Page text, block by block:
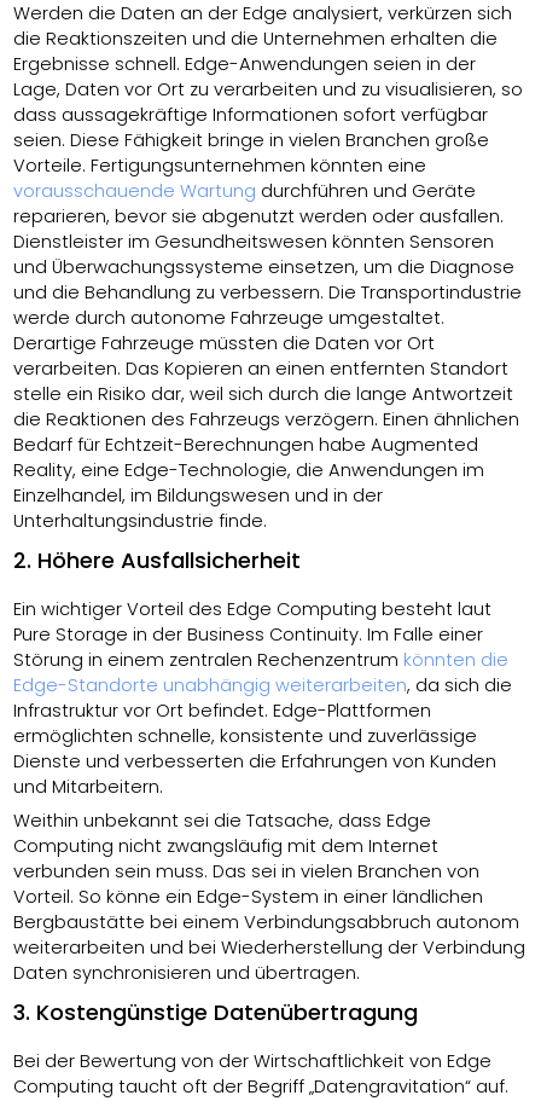
Werden die Daten an der Edge analysiert, verkürzen sich
die Reaktionszeiten und die Unternehmen erhalten die
Ergebnisse schnell. Edge-Anwendungen seien in der
Lage, Daten vor Ort zu verarbeiten und zu visualisieren, so
dass aussagekräftige Informationen sofort verfügbar
seien. Diese Fähigkeit bringe in vielen Branchen große
Vorteile. Fertigungsunternehmen könnten eine
vorausschauende Wartung durchführen und Geräte
reparieren, bevor sie abgenutzt werden oder ausfallen.
Dienstleister im Gesundheitswesen könnten Sensoren
und Überwachungssysteme einsetzen, um die Diagnose
und die Behandlung zu verbessern. Die Transportindustrie
werde durch autonome Fahrzeuge umgestaltet.
Derartige Fahrzeuge müssten die Daten vor Ort
verarbeiten. Das Kopieren an einen entfernten Standort
stelle ein Risiko dar, weil sich durch die lange Antwortzeit
die Reaktionen des Fahrzeugs verzögern. Einen ähnlichen
Bedarf für Echtzeit-Berechnungen habe Augmented
Reality, eine Edge-Technologie, die Anwendungen im
Einzelhandel, im Bildungswesen und in der
Unterhaltungsindustrie finde.
2. Höhere Ausfallsicherheit
Ein wichtiger Vorteil des Edge Computing besteht laut
Pure Storage in der Business Continuity. Im Falle einer
Störung in einem zentralen Rechenzentrum könnten die
Edge-Standorte unabhängig weiterarbeiten, da sich die
Infrastruktur vor Ort befindet. Edge-Plattformen
ermöglichten schnelle, konsistente und zuverlässige
Dienste und verbesserten die Erfahrungen von Kunden
und Mitarbeitern.
Weithin unbekannt sei die Tatsache, dass Edge
Computing nicht zwangsläufig mit dem Internet
verbunden sein muss. Das sei in vielen Branchen von
Vorteil. So könne ein Edge-System in einer ländlichen
Bergbaustätte bei einem Verbindungsabbruch autonom
weiterarbeiten und bei Wiederherstellung der Verbindung
Daten synchronisieren und übertragen.
3. Kostengünstige Datenübertragung
Bei der Bewertung von der Wirtschaftlichkeit von Edge
Computing taucht oft der Begriff „Datengravitation“ auf.